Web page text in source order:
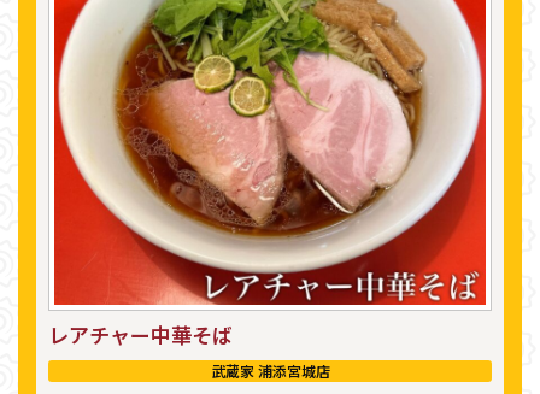
レアチャー中華そば
武蔵家 浦添宮城店